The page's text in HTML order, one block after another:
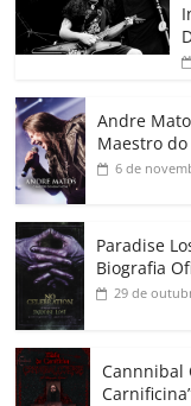
k
Andre
Maestro do
6 de
Paradise
Biografia
29 de
Cannnibal